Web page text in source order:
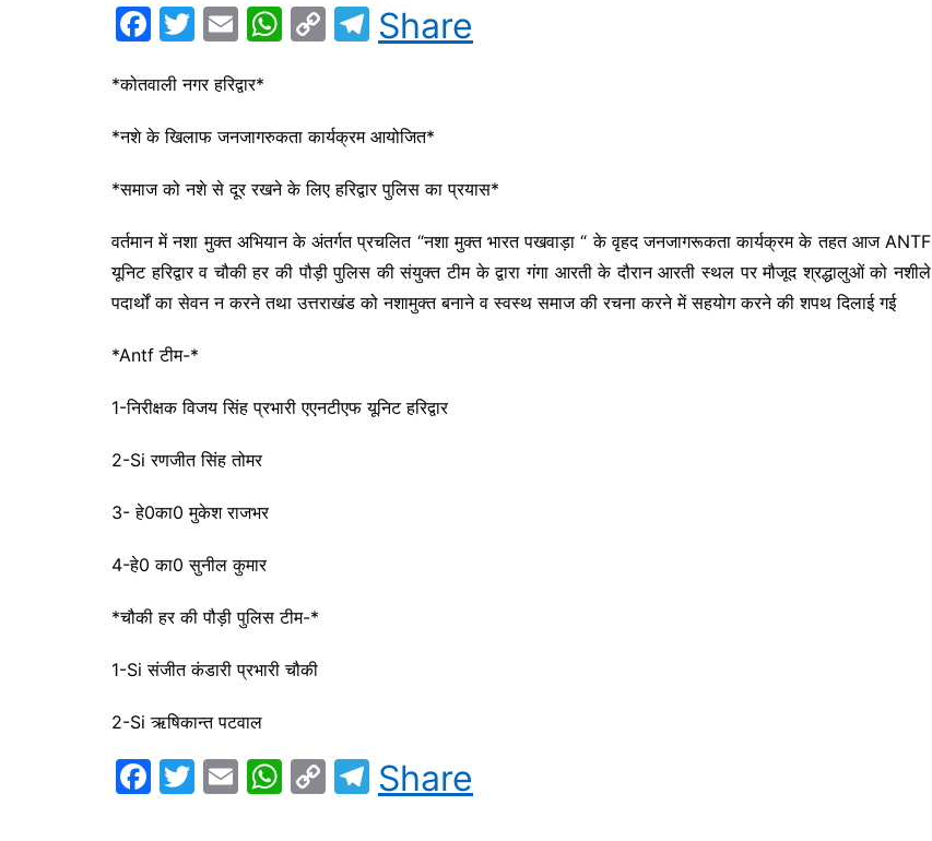
F
c
e
o
o
k
T
itt
er
E
ai
l
W
s
p
p
C
y
n
k
T
el
gr
m
Share
*कोतवाली नगर हरिद्वार*
*नशे के खिलाफ जनजागरुकता कार्यक्रम आयोजित*
*समाज को नशे से दूर रखने के लिए हरिद्वार पुलिस का प्रयास*
वर्तमान में नशा मुक्त अभियान के अंतर्गत प्रचलित “नशा मुक्त भारत पखवाड़ा “ के वृहद जनजागरूकता कार्यक्रम के तहत आज ANTF
यूनिट हरिद्वार व चौकी हर की पौड़ी पुलिस की संयुक्त टीम के द्वारा गंगा आरती के दौरान आरती स्थल पर मौजूद श्रद्धालुओं को नशीले
पदार्थों का सेवन न करने तथा उत्तराखंड को नशामुक्त बनाने व स्वस्थ समाज की रचना करने में सहयोग करने की शपथ दिलाई गई
*Antf टीम-*
1-निरीक्षक विजय सिंह प्रभारी एएनटीएफ यूनिट हरिद्वार
2-Si रणजीत सिंह तोमर
3- हे0का0 मुकेश राजभर
4-हे0 का0 सुनील कुमार
*चौकी हर की पौड़ी पुलिस टीम-*
1-Si संजीत कंडारी प्रभारी चौकी
2-Si ऋषिकान्त पटवाल
F
T
E
W C
T
el
Share